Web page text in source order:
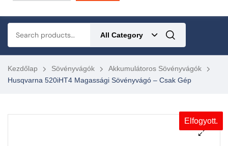
All Category
Kezdőlap Sövényvágók
Akkumulátoros Sövényvágók
Husqvarna 520iHT4 Magassági Sövényvágó – Csak Gép
Elfogyott.